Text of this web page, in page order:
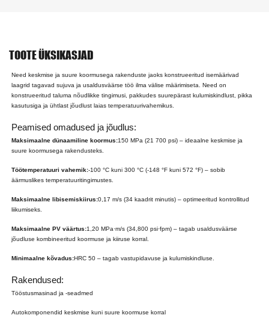
TOOTE ÜKSIKASJAD
Need keskmise ja suure koormusega rakenduste jaoks konstrueeritud isemäärivad
laagrid tagavad sujuva ja usaldusväärse töö ilma välise määrimiseta. Need on
konstrueeritud taluma nõudlikke tingimusi, pakkudes suurepärast kulumiskindlust, pikka
kasutusiga ja ühtlast jõudlust laias temperatuurivahemikus.
Peamised omadused ja jõudlus:
Maksimaalne dünaamiline koormus:150 MPa (21 700 psi) – ideaalne keskmise ja
suure koormusega rakendusteks.
Töötemperatuuri vahemik:-100 °C kuni 300 °C (-148 °F kuni 572 °F) – sobib
äärmuslikes temperatuuritingimustes.
Maksimaalne libisemiskiirus:0,17 m/s (34 kaadrit minutis) – optimeeritud kontrollitud
liikumiseks.
Maksimaalne PV väärtus:1,20 MPa·m/s (34,800 psi·fpm) – tagab usaldusväärse
jõudluse kombineeritud koormuse ja kiiruse korral.
Minimaalne kõvadus:HRC 50 – tagab vastupidavuse ja kulumiskindluse.
Rakendused:
Tööstusmasinad ja -seadmed
Autokomponendid keskmise kuni suure koormuse korral